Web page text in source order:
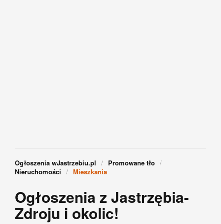
Ogłoszenia wJastrzebiu.pl
Promowane tło
Nieruchomości
Mieszkania
Ogłoszenia z Jastrzębia-
Zdroju i okolic!